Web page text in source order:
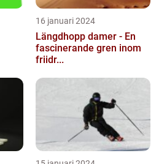
16 januari 2024
Längdhopp damer - En
fascinerande gren inom
friidr...